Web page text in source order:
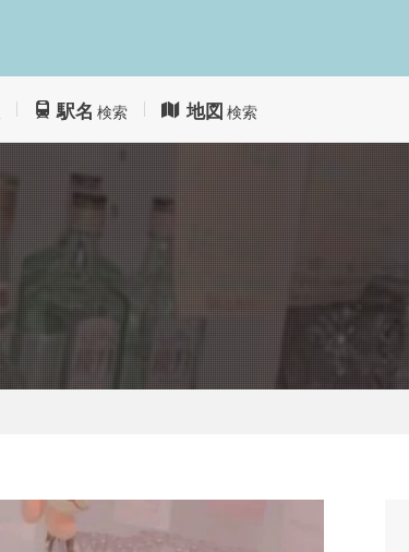
駅名 検索 地図 検索